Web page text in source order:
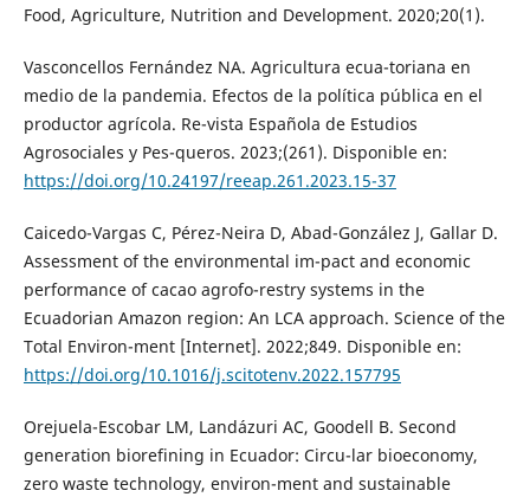
Food, Agriculture, Nutrition and Development. 2020;20(1).
Vasconcellos Fernández NA. Agricultura ecua-toriana en
medio de la pandemia. Efectos de la política pública en el
productor agrícola. Re-vista Española de Estudios
Agrosociales y Pes-queros. 2023;(261). Disponible en:
https://doi.org/10.24197/reeap.261.2023.15-37
Caicedo-Vargas C, Pérez-Neira D, Abad-González J, Gallar D.
Assessment of the environmental im-pact and economic
performance of cacao agrofo-restry systems in the
Ecuadorian Amazon region: An LCA approach. Science of the
Total Environ-ment [Internet]. 2022;849. Disponible en:
https://doi.org/10.1016/j.scitotenv.2022.157795
Orejuela-Escobar LM, Landázuri AC, Goodell B. Second
generation biorefining in Ecuador: Circu-lar bioeconomy,
zero waste technology, environ-ment and sustainable